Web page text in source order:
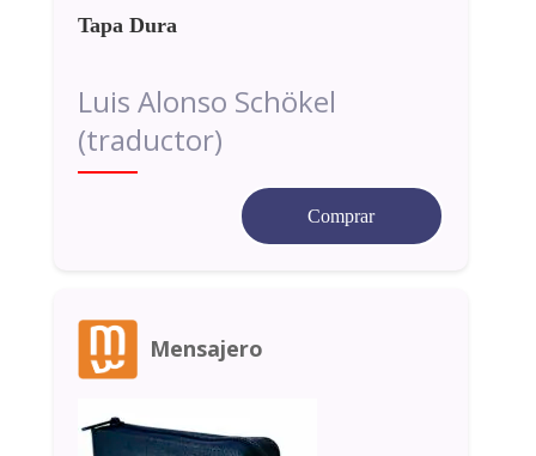
Tapa Dura
Luis Alonso Schökel
(traductor)
Comprar
Mensajero